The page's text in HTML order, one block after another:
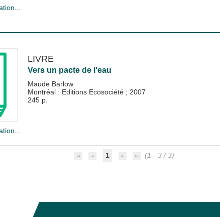
LIVRE
Vers un pacte de l'eau
Maude Barlow
Montréal : Editions Ecosociété ; 2007
245 p.
1 (1 - 3 / 3)